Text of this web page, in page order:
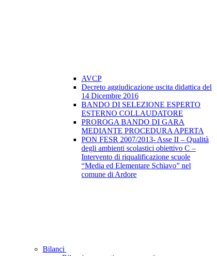
AVCP
Decreto aggiudicazione uscita didattica del
14 Dicembre 2016
BANDO DI SELEZIONE ESPERTO
ESTERNO COLLAUDATORE
PROROGA BANDO DI GARA
MEDIANTE PROCEDURA APERTA
PON FESR 2007/2013- Asse II – Qualità
degli ambienti scolastici obiettivo C –
Intervento di riqualificazione scuole
“Media ed Elementare Schiavo” nel
comune di Ardore
Bilanci